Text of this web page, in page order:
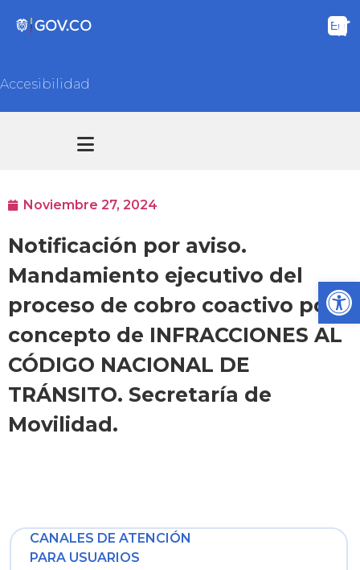
Accesibilidad
Noviembre 27, 2024
Notificación por aviso.
Mandamiento ejecutivo del
proceso de cobro coactivo por
concepto de INFRACCIONES AL
CÓDIGO NACIONAL DE
TRÁNSITO. Secretaría de
Movilidad.
CANALES DE ATENCIÓN
PARA USUARIOS